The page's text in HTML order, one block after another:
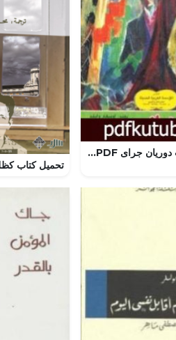
تحميل كتاب دوريان جراى PDF تأليف أحمد خالد توفيق مجانا [كامل]